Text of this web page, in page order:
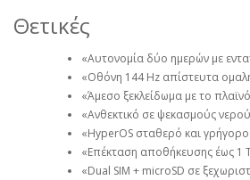
Θετικές
«Αυτονομία δύο ημερών με
«Οθόνη 144 Hz απίστευτα
«Άμεσο ξεκλείδωμα με το
«Ανθεκτικό σε ψεκασμούς
«HyperOS σταθερό και
«Επέκταση αποθήκευσης έως 1
«Dual SIM + microSD σε